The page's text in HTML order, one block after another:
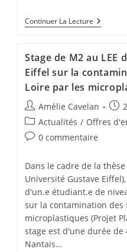
Continuer La Lecture
Stage de M2 au LEE
Eiffel sur la
Loire par les
Amélie Cavelan
Actualités / Offres
0 commentaire
Dans le cadre de la thèse
Université Gustave
d'un.e étudiant.e de
sur la contamination des
microplastiques (Projet
stage est d'une durée de
Nantais…